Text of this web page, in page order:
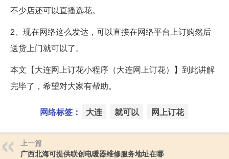
不少店还可以直播选花。
2、现在网络这么发达，可以直接在网络平台上订购然后
送货上门就可以了。
本文【大连网上订花小程序（大连网上订花）】到此讲解
完毕了，希望对大家有帮助。
网络标签： 大连 就可以 网上订花
上一篇
广西北海可提供联创电暖器维修服务地址在哪